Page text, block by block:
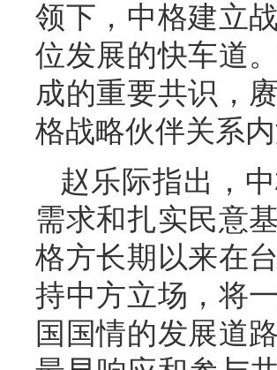
领下，中格建立
位发展的快车道
成的重要共识，
格战略伙伴关系内
赵乐际指出，
需求和扎实民意
格方长期以来在
持中方立场，将
国国情的发展道